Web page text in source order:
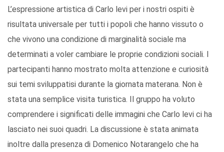
L’espressione artistica di Carlo levi per i nostri ospiti è
risultata universale per tutti i popoli che hanno vissuto o
che vivono una condizione di marginalità sociale ma
determinati a voler cambiare le proprie condizioni sociali. I
partecipanti hanno mostrato molta attenzione e curiosità
sui temi sviluppatisi durante la giornata materana. Non è
stata una semplice visita turistica. Il gruppo ha voluto
comprendere i significati delle immagini che Carlo levi ci ha
lasciato nei suoi quadri. La discussione è stata animata
inoltre dalla presenza di Domenico Notarangelo che ha